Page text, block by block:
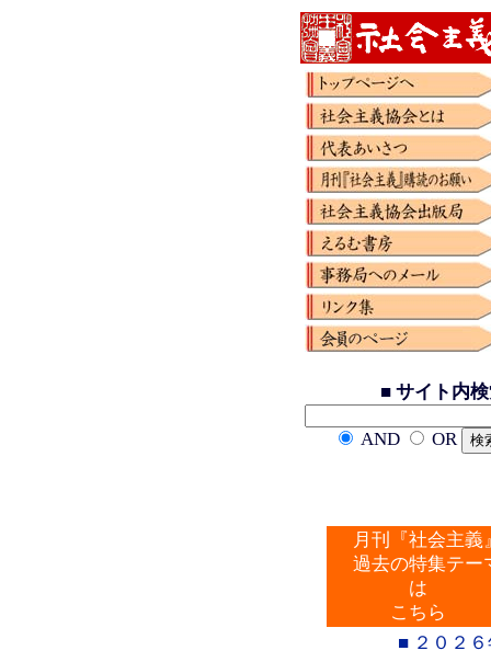
■ サイト内
AND OR
月刊『社会主義』
過去の特集テー
は
こちら
■ ２０２